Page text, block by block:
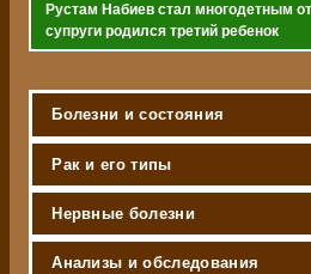
Рустам Набиев стал многодетным
супруги родился третий ребенок
Болезни и состояния
Рак и его типы
Нервные болезни
Анализы и обследования